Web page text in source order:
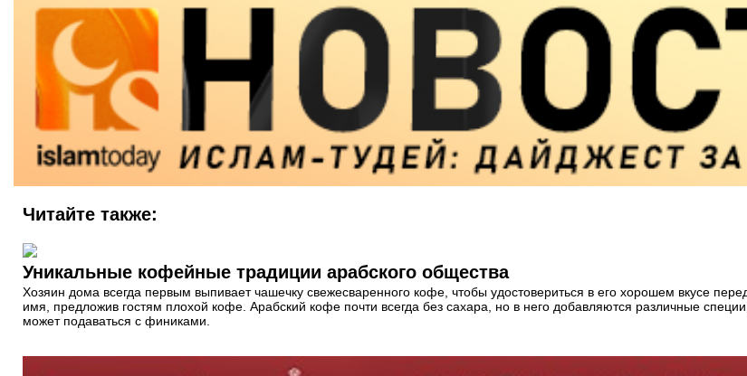
Читайте также:
Уникальные кофейные традиции арабского общества
Хозяин дома всегда первым выпивает чашечку свежесваренного кофе, чтобы удостовериться в его хорошем вкусе
имя, предложив гостям плохой кофе. Арабский кофе почти всегда без сахара, но в него добавляются различные
может подаваться с финиками.